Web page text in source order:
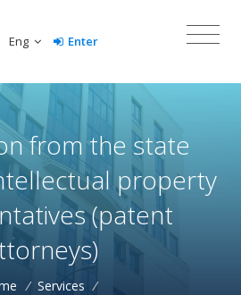
Eng Enter
from the state
property
(patent
/ Services /